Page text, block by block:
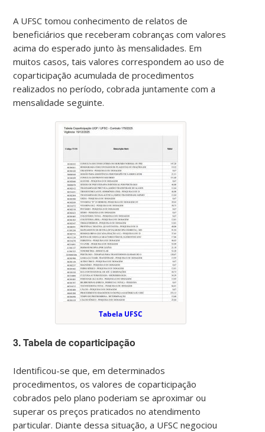
A UFSC tomou conhecimento de relatos de
beneficiários que receberam cobranças com valores
acima do esperado junto às mensalidades. Em
muitos casos, tais valores correspondem ao uso de
coparticipação acumulada de procedimentos
realizados no período, cobrada juntamente com a
mensalidade seguinte.
Tabela UFSC
3. Tabela de coparticipação
Identificou-se que, em determinados
procedimentos, os valores de coparticipação
cobrados pelo plano poderiam se aproximar ou
superar os preços praticados no atendimento
particular. Diante dessa situação, a UFSC negociou